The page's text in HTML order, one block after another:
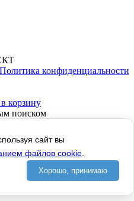
Политика конфиденциальности
корзину
поиском
работает везде, КРОМЕ
текст!
Помощь в работе с
сайт вы
файлов cookie
Хорошо, принимаю